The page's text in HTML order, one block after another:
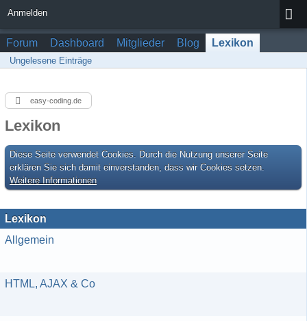
Anmelden
Forum Dashboard Mitglieder Blog Lexikon
Ungelesene Einträge
easy-coding.de
Lexikon
Diese Seite verwendet Cookies. Durch die Nutzung unserer Seite
erklären Sie sich damit einverstanden, dass wir Cookies setzen.
Weitere Informationen
Lexikon
Allgemein
HTML, AJAX & Co